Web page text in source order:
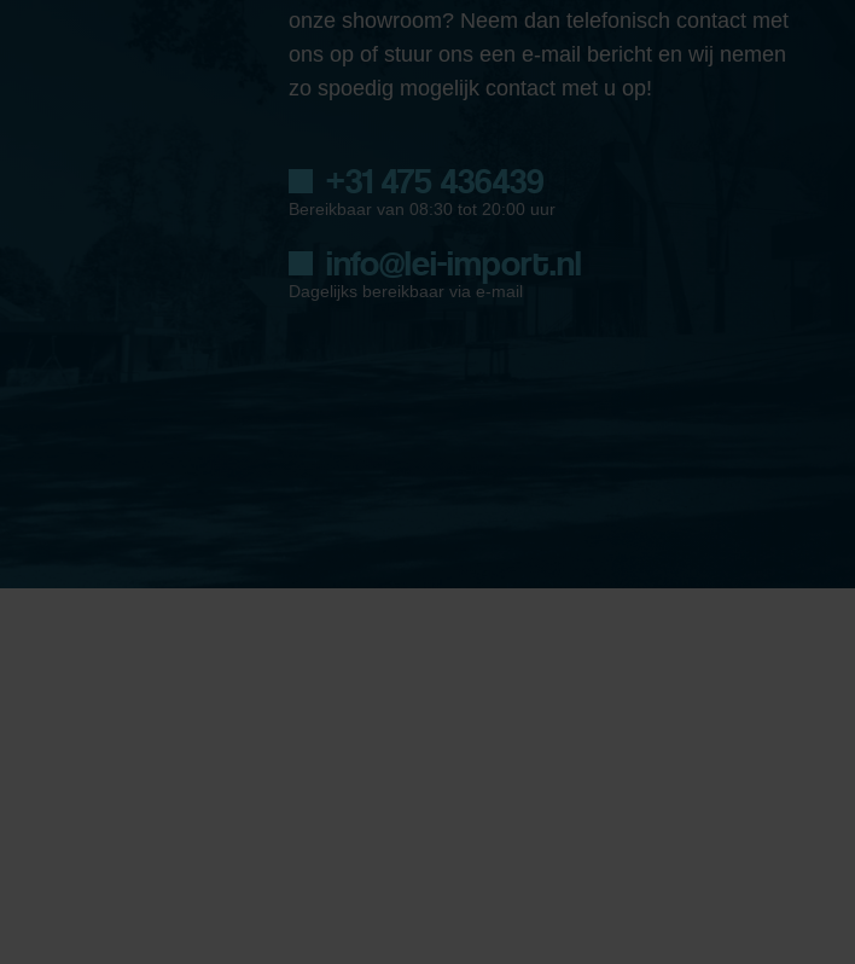
onze showroom? Neem dan telefonisch contact met
ons op of stuur ons een e-mail bericht en wij nemen
zo spoedig mogelijk contact met u op!
+31 475 436439
Bereikbaar van 08:30 tot 20:00 uur
info@lei-import.nl
Dagelijks bereikbaar via e-mail